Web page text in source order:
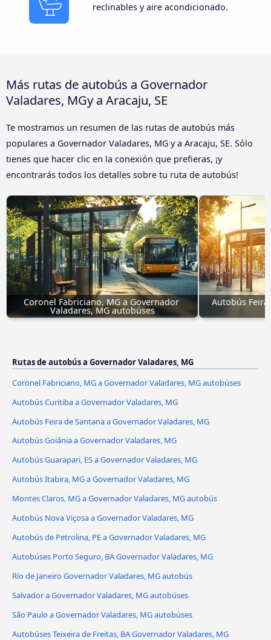
reclinables y aire acondicionado.
Más rutas de autobús a Governador
Valadares, MGy a Aracaju, SE
Te mostramos un resumen de las rutas de autobús más
populares a Governador Valadares, MG y a Aracaju, SE. Sólo
tienes que hacer clic en la conexión que prefieras, ¡y
encontrarás todos los detalles sobre tu ruta de autobús!
Coronel Fabriciano, MG a Governador
Valadares, MG autobúses
Autobús
Rutas de autobús a Governador Valadares, MG
Coronel Fabriciano, MG a Governador Valadares, MG autobúses
Autobús Curitiba a Governador Valadares, MG
Autobús Feira de Santana a Governador Valadares, MG
Autobús Goiânia a Governador Valadares, MG
Autobús Guarapari, ES a Governador Valadares, MG
Autobús Itabira, MG a Governador Valadares, MG
Montes Claros, MG a Governador Valadares, MG autobús
Autobús Nova Viçosa a Governador Valadares, MG
Autobús de Petrolina, PE a Governador Valadares, MG
Autobúses Porto Seguro, BA Governador Valadares, MG
Río de Janeiro Governador Valadares, MG autobús
Salvador a Governador Valadares, MG autobúses
São Paulo a Governador Valadares, MG autobúses
Autobúses Teixeira de Freitas, BA Governador Valadares, MG